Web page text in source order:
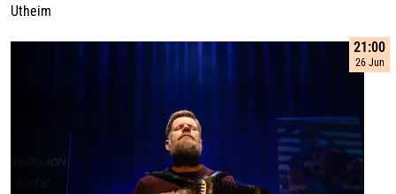
Utheim
21:00
26 Jun